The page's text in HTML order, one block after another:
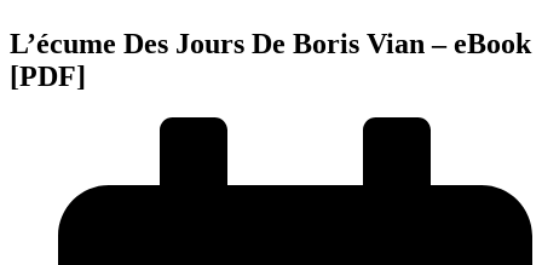
L’écume Des Jours De Boris Vian – eBook
[PDF]